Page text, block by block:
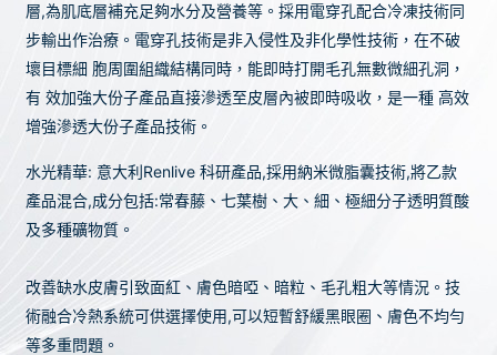
層,為肌底層補充足夠水分及營養等。採用電穿孔配合冷凍技術同
步輸出作治療。電穿孔技術是非入侵性及非化學性技術，在不破
壞目標細 胞周圍組織結構同時，能即時打開毛孔無數微細孔洞，
有 效加強大份子產品直接滲透至皮層內被即時吸收，是一種 高效
增強滲透大份子產品技術。
水光精華: 意大利Renlive 科研產品,採用納米微脂囊技術,將乙款
產品混合,成分包括:常春藤、七葉樹、大、細、極細分子透明質酸
及多種礦物質。
改善缺水皮膚引致面紅、膚色暗啞、暗粒、毛孔粗大等情況。技
術融合冷熱系統可供選擇使用,可以短暫舒緩黑眼圈、膚色不均勻
等多重問題。